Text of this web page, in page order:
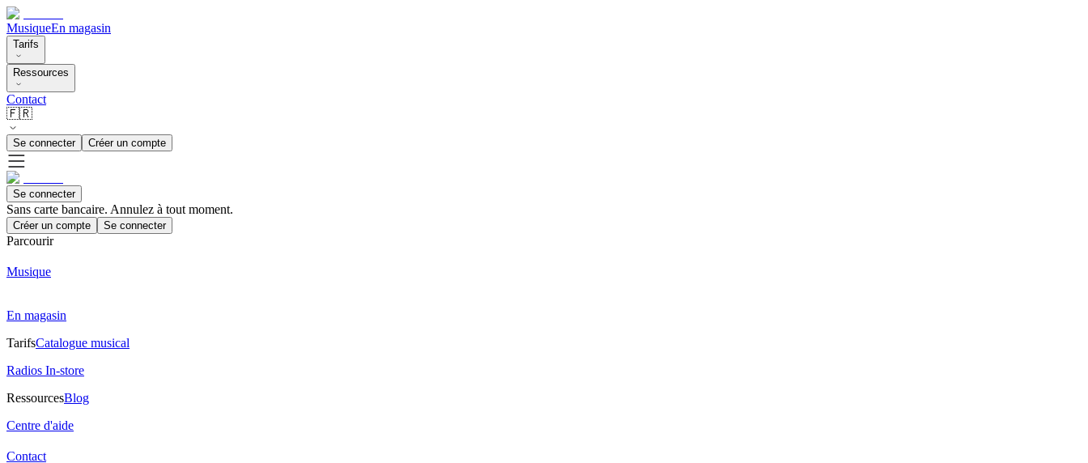
MusiqueEn magasin
Tarifs
Ressources
Contact
🇫🇷
Se connecter Créer un compte
Se connecter
Sans carte bancaire. Annulez à tout moment.
Créer un compte Se connecter
Parcourir
Musique
En magasin
TarifsCatalogue musical
Radios In-store
RessourcesBlog
Centre d'aide
Contact